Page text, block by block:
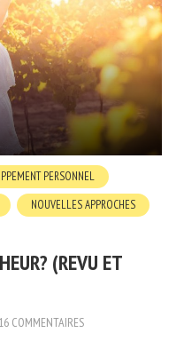
PERSONNEL
NOUVELLES APPROCHES
(REVU ET
16 COMMENTAIRES